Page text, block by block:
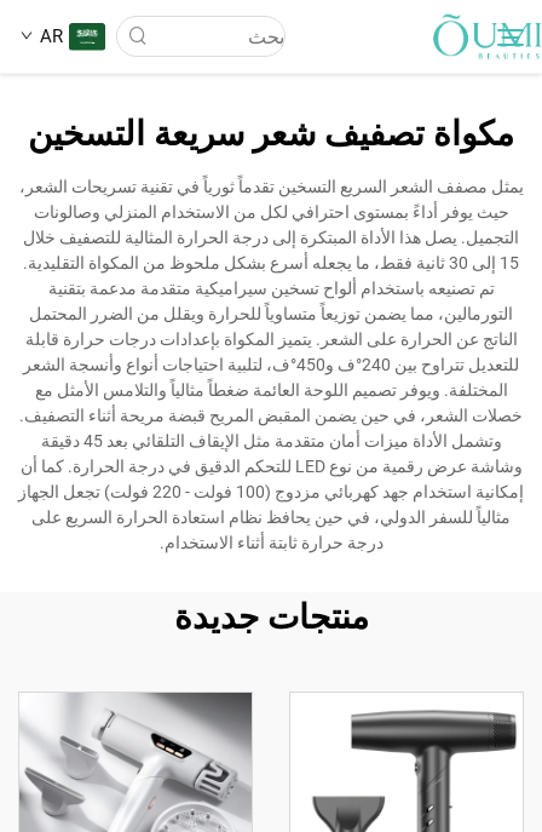
AR
معلومات عنا
منتجات
أخبار
تطبيق
اتصل بنا
مكواة تصفيف شعر سريعة التسخين
يمثل مصفف الشعر السريع التسخين تقدماً ثورياً في تقنية تسريحات الشعر،
حيث يوفر أداءً بمستوى احترافي لكل من الاستخدام المنزلي وصالونات
التجميل. يصل هذا الأداة المبتكرة إلى درجة الحرارة المثالية للتصفيف خلال
15 إلى 30 ثانية فقط، ما يجعله أسرع بشكل ملحوظ من المكواة التقليدية.
تم تصنيعه باستخدام ألواح تسخين سيراميكية متقدمة مدعمة بتقنية
التورمالين، مما يضمن توزيعاً متساوياً للحرارة ويقلل من الضرر المحتمل
الناتج عن الحرارة على الشعر. يتميز المكواة بإعدادات درجات حرارة قابلة
للتعديل تتراوح بين 240°ف و450°ف، لتلبية احتياجات أنواع وأنسجة الشعر
المختلفة. ويوفر تصميم اللوحة العائمة ضغطاً مثالياً والتلامس الأمثل مع
خصلات الشعر، في حين يضمن المقبض المريح قبضة مريحة أثناء التصفيف.
وتشمل الأداة ميزات أمان متقدمة مثل الإيقاف التلقائي بعد 45 دقيقة
وشاشة عرض رقمية من نوع LED للتحكم الدقيق في درجة الحرارة. كما أن
إمكانية استخدام جهد كهربائي مزدوج (100 فولت - 220 فولت) تجعل الجهاز
مثالياً للسفر الدولي، في حين يحافظ نظام استعادة الحرارة السريع على
درجة حرارة ثابتة أثناء الاستخدام.
منتجات جديدة